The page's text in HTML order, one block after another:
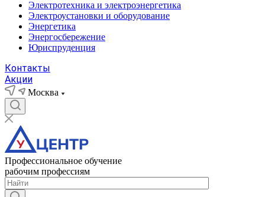
Электротехника и электроэнергетика
Электроустановки и оборудование
Энергетика
Энергосбережение
Юриспруденция
Контакты
Акции
Москва
Профессиональное обучение
рабочим профессиям